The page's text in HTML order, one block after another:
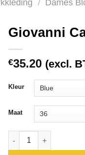
Giovanni
€35.20 (excl.
Kleur
Maat
Giovanni Capraro